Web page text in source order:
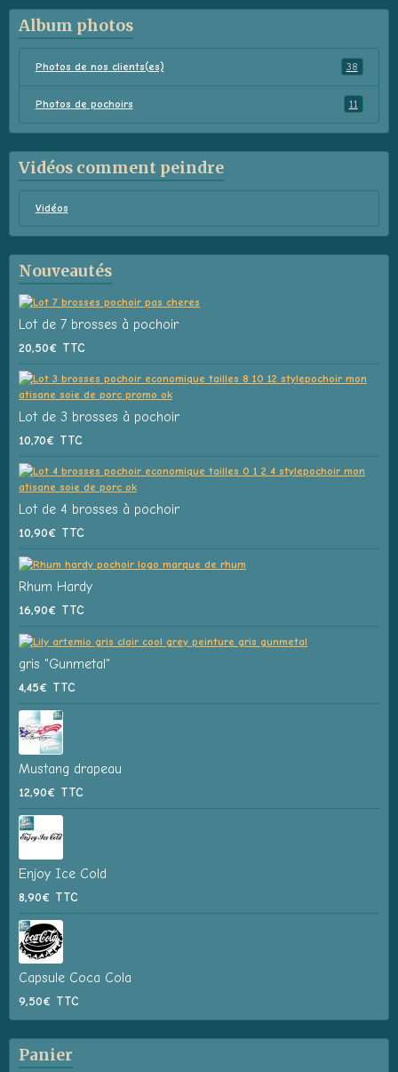
Album photos
Photos de nos clients(es) 38
Photos de pochoirs 11
Vidéos comment peindre
Vidéos
Nouveautés
Lot de 7 brosses à pochoir
20,50€ TTC
Lot de 3 brosses à pochoir
10,70€ TTC
Lot de 4 brosses à pochoir
10,90€ TTC
Rhum Hardy
16,90€ TTC
gris "Gunmetal"
4,45€ TTC
Mustang drapeau
12,90€ TTC
Enjoy Ice Cold
8,90€ TTC
Capsule Coca Cola
9,50€ TTC
Panier